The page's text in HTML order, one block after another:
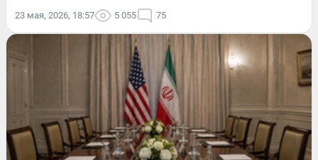
23 мая, 2026, 18:57 5 055 75